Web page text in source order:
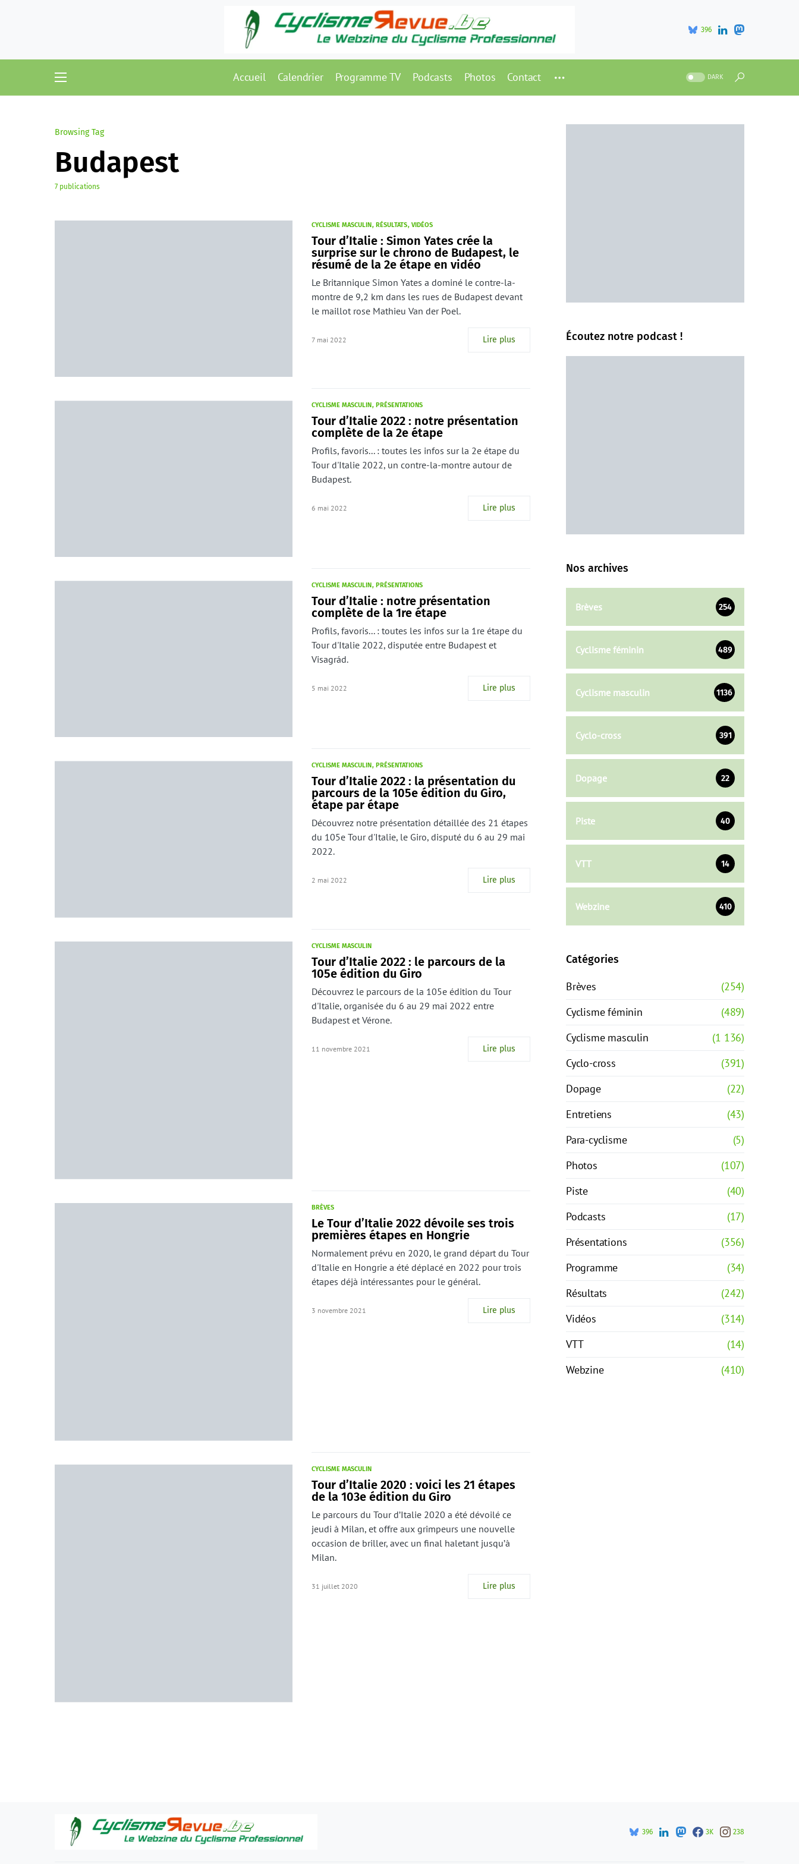
396
Accueil Calendrier Programme TV Podcasts Photos Contact DARK
Browsing Tag
Budapest
7 publications
CYCLISME MASCULIN RÉSULTATS VIDÉOS
Tour d’Italie : Simon Yates crée la
surprise sur le chrono de Budapest, le
résumé de la 2e étape en vidéo
Le Britannique Simon Yates a dominé le contre-la-
montre de 9,2 km dans les rues de Budapest devant
le maillot rose Mathieu Van der Poel.
7 mai 2022 Lire plus
CYCLISME MASCULIN PRÉSENTATIONS
Tour d’Italie 2022 : notre présentation
complète de la 2e étape
Profils, favoris... : toutes les infos sur la 2e étape du
Tour d'Italie 2022, un contre-la-montre autour de
Budapest.
6 mai 2022 Lire plus
CYCLISME MASCULIN PRÉSENTATIONS
Tour d’Italie : notre présentation
complète de la 1re étape
Profils, favoris... : toutes les infos sur la 1re étape du
Tour d'Italie 2022, disputée entre Budapest et
Visagrád.
5 mai 2022 Lire plus
CYCLISME MASCULIN PRÉSENTATIONS
Tour d’Italie 2022 : la présentation du
parcours de la 105e édition du Giro,
étape par étape
Découvrez notre présentation détaillée des 21 étapes
du 105e Tour d'Italie, le Giro, disputé du 6 au 29 mai
2022.
2 mai 2022 Lire plus
CYCLISME MASCULIN
Tour d’Italie 2022 : le parcours de la
105e édition du Giro
Découvrez le parcours de la 105e édition du Tour
d'Italie, organisée du 6 au 29 mai 2022 entre
Budapest et Vérone.
11 novembre 2021 Lire plus
BRÈVES
Le Tour d’Italie 2022 dévoile ses trois
premières étapes en Hongrie
Normalement prévu en 2020, le grand départ du Tour
d'Italie en Hongrie a été déplacé en 2022 pour trois
étapes déjà intéressantes pour le général.
3 novembre 2021 Lire plus
CYCLISME MASCULIN
Tour d’Italie 2020 : voici les 21 étapes
de la 103e édition du Giro
Le parcours du Tour d’Italie 2020 a été dévoilé ce
jeudi à Milan, et offre aux grimpeurs une nouvelle
occasion de briller, avec un final haletant jusqu’à
Milan.
31 juillet 2020 Lire plus
Écoutez notre podcast !
Nos archives
Brèves 254
Cyclisme féminin 489
Cyclisme masculin 1136
Cyclo-cross 391
Dopage 22
Piste 40
VTT 14
Webzine 410
Catégories
Brèves
(254)
Cyclisme féminin
(489)
Cyclisme masculin
(1 136)
Cyclo-cross
(391)
Dopage
(22)
Entretiens
(43)
Para-cyclisme
(5)
Photos
(107)
Piste
(40)
Podcasts
(17)
Présentations
(356)
Programme
(34)
Résultats
(242)
Vidéos
(314)
VTT
(14)
Webzine
(410)
396 3K 238